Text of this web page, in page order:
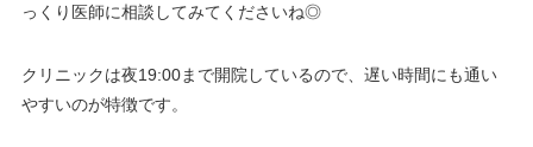
っくり医師に相談してみてくださいね◎
クリニックは夜19:00まで開院しているので、遅い時間にも通い
やすいのが特徴です。